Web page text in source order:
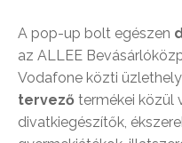
A pop-up bolt egészen
az ALLEE
Vodafone közti
tervező termékei közül
divatkiegészítők,